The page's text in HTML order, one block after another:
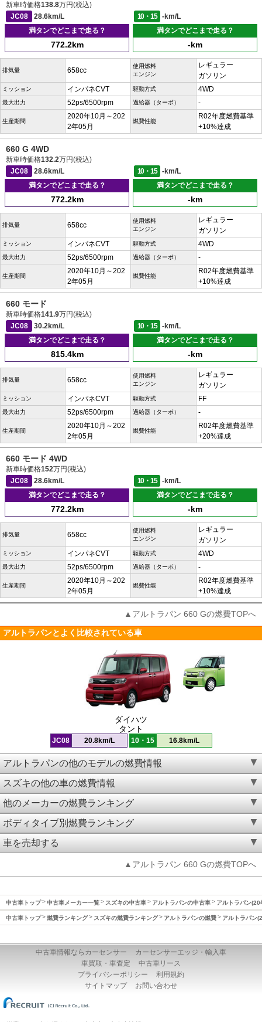
新車時価格138.8万円(税込)
JC08
28.6km/L 10・15
-km/L
満タンでどこまで走る？
772.2km
満タンでどこまで走る？
-km
排気量 658cc
使用燃料
エンジン
レギュラー
ガソリン
ミッション インパネCVT 駆動方式 4WD
最大出力 52ps/6500rpm 過給器（ターボ） -
生産期間
2020年10月～202
2年05月
燃費性能
R02年度燃費基準
+10%達成
660 G 4WD
新車時価格132.2万円(税込)
JC08
28.6km/L 10・15
-km/L
満タンでどこまで走る？
772.2km
満タンでどこまで走る？
-km
排気量 658cc
使用燃料
エンジン
レギュラー
ガソリン
ミッション インパネCVT 駆動方式 4WD
最大出力 52ps/6500rpm 過給器（ターボ） -
生産期間
2020年10月～202
2年05月
燃費性能
R02年度燃費基準
+10%達成
660 モード
新車時価格141.9万円(税込)
JC08
30.2km/L 10・15
-km/L
満タンでどこまで走る？
815.4km
満タンでどこまで走る？
-km
排気量 658cc
使用燃料
エンジン
レギュラー
ガソリン
ミッション インパネCVT 駆動方式 FF
最大出力 52ps/6500rpm 過給器（ターボ） -
生産期間
2020年10月～202
2年05月
燃費性能
R02年度燃費基準
+20%達成
660 モード 4WD
新車時価格152万円(税込)
JC08
28.6km/L 10・15
-km/L
満タンでどこまで走る？
772.2km
満タンでどこまで走る？
-km
排気量 658cc
使用燃料
エンジン
レギュラー
ガソリン
ミッション インパネCVT 駆動方式 4WD
最大出力 52ps/6500rpm 過給器（ターボ） -
生産期間
2020年10月～202
2年05月
燃費性能
R02年度燃費基準
+10%達成
▲アルトラパン 660 Gの燃費TOPへ
アルトラパンとよく比較されている車
ダイハツ
タント
JC08 20.8km/L 10・15 16.8km/L
アルトラパンの他のモデルの燃費情報
スズキの他の車の燃費情報
他のメーカーの燃費ランキング
ボディタイプ別燃費ランキング
車を売却する
▲アルトラパン 660 Gの燃費TOPへ
中古車トップ 中古車メーカー一覧 スズキの中古車 アルトラパンの中古車 アルトラパン
中古車トップ 燃費ランキング スズキの燃費ランキング アルトラパンの燃費 アルトラパン
中古車情報ならカーセンサー
カーセンサーエッジ・輸入車
車買取・車査定
中古車リース
プライバシーポリシー
利用規約
サイトマップ
お問い合わせ